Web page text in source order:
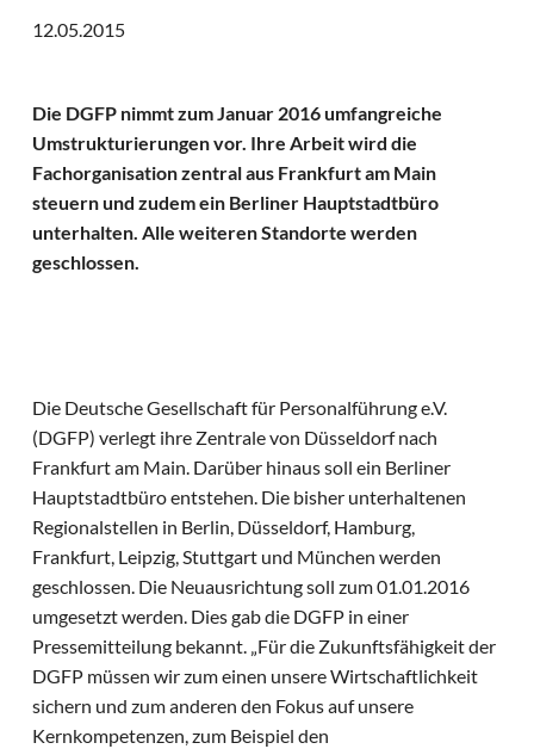
12.05.2015
Die DGFP nimmt zum Januar 2016 umfangreiche
Umstrukturierungen vor. Ihre Arbeit wird die
Fachorganisation zentral aus Frankfurt am Main
steuern und zudem ein Berliner Hauptstadtbüro
unterhalten. Alle weiteren Standorte werden
geschlossen.
Die Deutsche Gesellschaft für Personalführung e.V.
(DGFP) verlegt ihre Zentrale von Düsseldorf nach
Frankfurt am Main. Darüber hinaus soll ein Berliner
Hauptstadtbüro entstehen. Die bisher unterhaltenen
Regionalstellen in Berlin, Düsseldorf, Hamburg,
Frankfurt, Leipzig, Stuttgart und München werden
geschlossen. Die Neuausrichtung soll zum 01.01.2016
umgesetzt werden. Dies gab die DGFP in einer
Pressemitteilung bekannt. „Für die Zukunftsfähigkeit der
DGFP müssen wir zum einen unsere Wirtschaftlichkeit
sichern und zum anderen den Fokus auf unsere
Kernkompetenzen, zum Beispiel den